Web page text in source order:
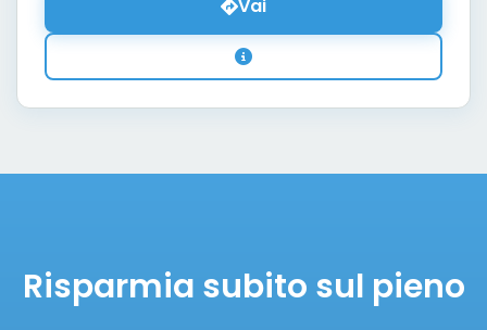
Vai
Risparmia subito sul pieno